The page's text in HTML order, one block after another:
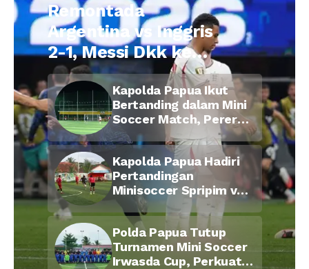
Remontada
Argentina vs Inggris
2-1, Messi Dkk ke
Final Piala Dunia
2026
Kapolda Papua Ikut
Bertanding dalam Mini
Soccer Match, Pererat
Kebersamaan Personel
di Bulan Ramadan
Kapolda Papua Hadiri
Pertandingan
Minisoccer Spripim vs
Bid Propam, Pererat
Soliditas dan
Kebersamaan Personel
Polda Papua Tutup
Turnamen Mini Soccer
Irwasda Cup, Perkuat